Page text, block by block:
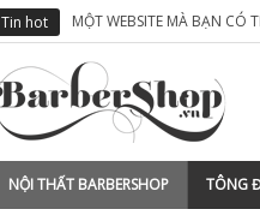
Tin hot MỘT WEBSITE MÀ BẠN CÓ
NỘI THẤT BARBERSHOP TÔNG